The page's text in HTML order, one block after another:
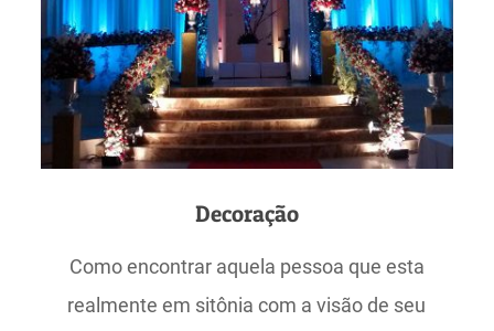
Decoração
Como encontrar aquela pessoa que esta
realmente em sitônia com a visão de seu